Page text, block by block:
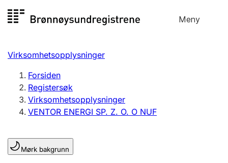
til
Meny
Registersøk
Aksjeselskap
Enkeltpersonforetak
Registrere, endre, slette
Lag og forening
Virksomhetsopplysninger
Forsiden
Registersøk
Virksomhetsopplysninger
VENTOR ENERGI SP. Z. O. O NUF
Mørk bakgrunn